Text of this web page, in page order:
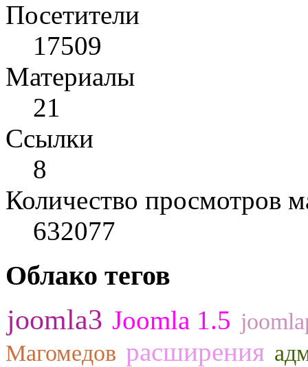
Посетители
17509
Материалы
21
Cсылки
8
Количество просмотров
632077
Облако тегов
joomla3 Joomla 1.5
Магомедов расширения